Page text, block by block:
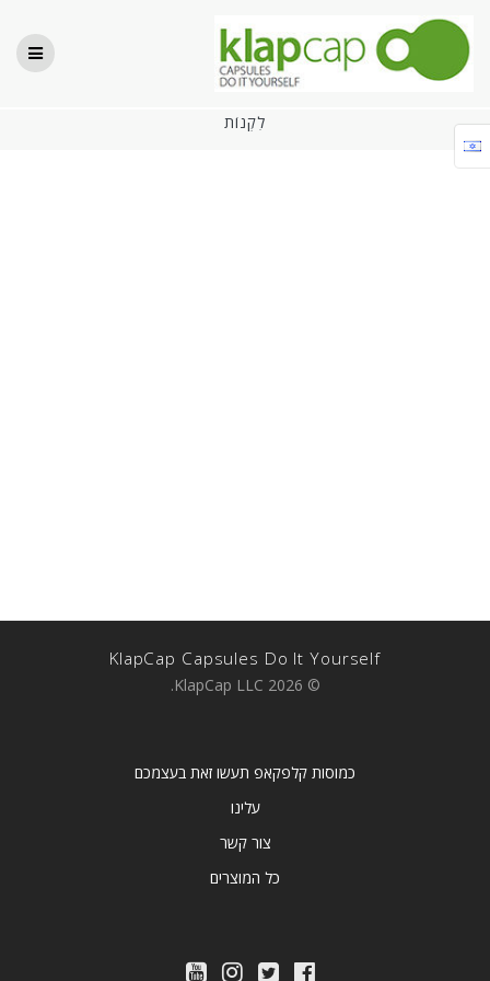
to
content
לִקְנוֹת
KlapCap Capsules Do It Yourself
© 2026 KlapCap LLC.
כמוסות קלפקאפ תעשו זאת בעצמכם
עלינו
צור קשר
כל המוצרים